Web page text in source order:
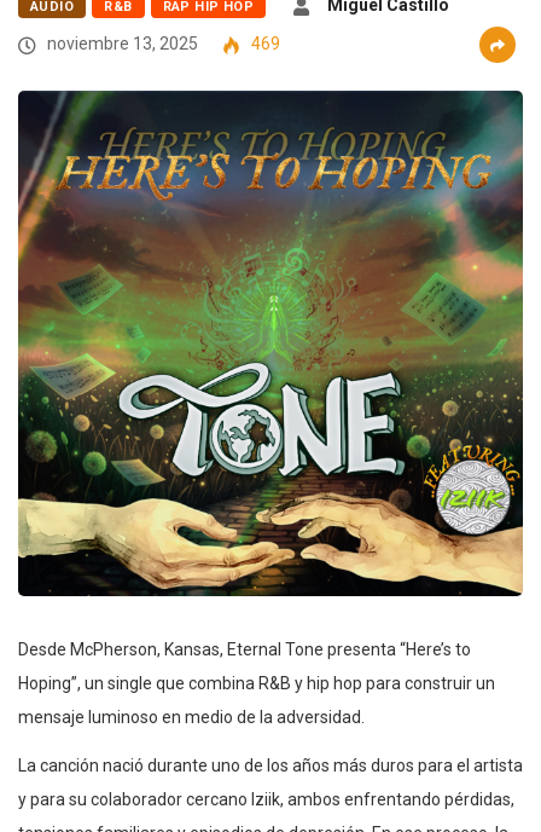
AUDIO R&B RAP HIP HOP
Miguel Castillo
noviembre 13, 2025
469
Desde McPherson, Kansas, Eternal Tone presenta “Here’s to
Hoping”, un single que combina R&B y hip hop para construir un
mensaje luminoso en medio de la adversidad.
La canción nació durante uno de los años más duros para el artista
y para su colaborador cercano Iziik, ambos enfrentando pérdidas,